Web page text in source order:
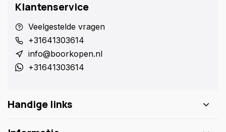
Klantenservice
Veelgestelde vragen
+31641303614
info@boorkopen.nl
+31641303614
Handige links